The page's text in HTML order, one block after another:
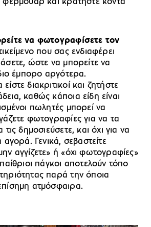
να φωτογραφίσετε τον
που σας ενδιαφέρει
ώστε να μπορείτε να
έμπορο αργότερα.
διακριτικοί και ζητήστε
καθώς κάποια είδη είναι
πωλητές μπορεί να
φωτογραφίες για να τα
δημοσιεύσετε, και όχι για να
αγορά. Γενικά, σεβαστείτε
αγγίζετε» ή «όχι φωτογραφίες»
πάγκοι αποτελούν τόπο
παρά την όποια
ατμόσφαιρα.